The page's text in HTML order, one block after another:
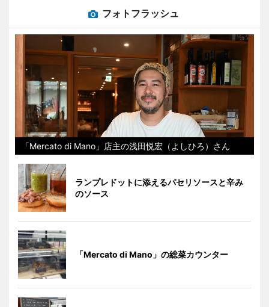
フォトフラッシュ
「Mercato di Mano」店主の浅田悦宏（よしひろ）さん
ランプレドットに添えるパセリソースと辛み
のソース
「Mercato di Mano」の総菜カウンター